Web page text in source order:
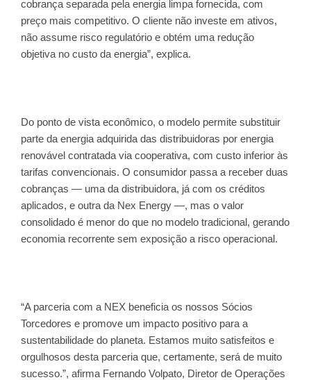
cobrança separada pela energia limpa fornecida, com
preço mais competitivo. O cliente não investe em ativos,
não assume risco regulatório e obtém uma redução
objetiva no custo da energia”, explica.
Do ponto de vista econômico, o modelo permite substituir
parte da energia adquirida das distribuidoras por energia
renovável contratada via cooperativa, com custo inferior às
tarifas convencionais. O consumidor passa a receber duas
cobranças — uma da distribuidora, já com os créditos
aplicados, e outra da Nex Energy —, mas o valor
consolidado é menor do que no modelo tradicional, gerando
economia recorrente sem exposição a risco operacional.
“A parceria com a NEX beneficia os nossos Sócios
Torcedores e promove um impacto positivo para a
sustentabilidade do planeta. Estamos muito satisfeitos e
orgulhosos desta parceria que, certamente, será de muito
sucesso.”, afirma Fernando Volpato, Diretor de Operações